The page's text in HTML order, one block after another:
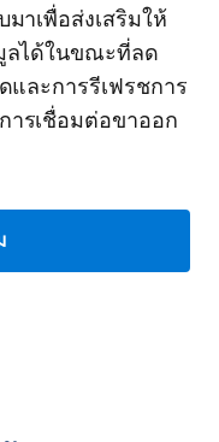
าเพื่อส่งเสริมให้
ลได้ในขณะที่ลด
ละการรีเฟรชการ
รเชื่อมต่อขาออก